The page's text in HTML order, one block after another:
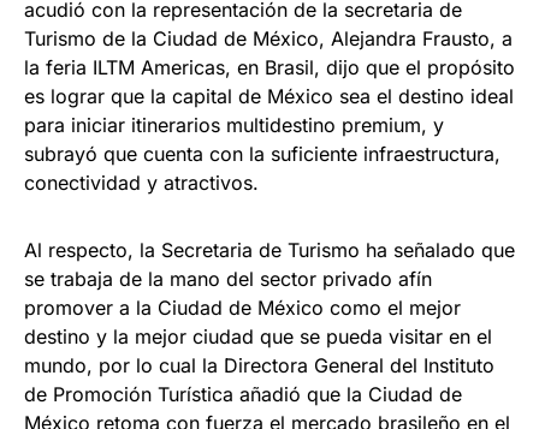
acudió con la representación de la secretaria de
Turismo de la Ciudad de México, Alejandra Frausto, a
la feria ILTM Americas, en Brasil, dijo que el propósito
es lograr que la capital de México sea el destino ideal
para iniciar itinerarios multidestino premium, y
subrayó que cuenta con la suficiente infraestructura,
conectividad y atractivos.
Al respecto, la Secretaria de Turismo ha señalado que
se trabaja de la mano del sector privado afín
promover a la Ciudad de México como el mejor
destino y la mejor ciudad que se pueda visitar en el
mundo, por lo cual la Directora General del Instituto
de Promoción Turística añadió que la Ciudad de
México retoma con fuerza el mercado brasileño en el